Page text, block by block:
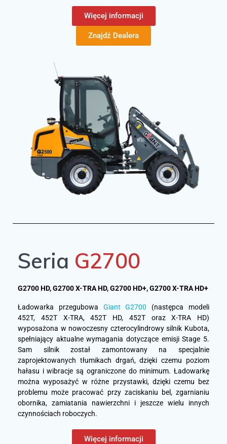
Więcej informacji
Znajdź Dealera
Seria G2700
G2700 HD, G2700 X-TRA HD, G2700 HD+, G2700 X-TRA HD+
Ładowarka przegubowa Giant G2700 (następca modeli
452T, 452T X-TRA, 452T HD, 452T oraz X-TRA HD)
wyposażona w nowoczesny czterocylindrowy silnik Kubota,
spełniający aktualne wymagania dotyczące emisji Stage 5.
Sam silnik został zamontowany na specjalnie
zaprojektowanych tłumikach drgań, dzięki czemu poziom
hałasu i wibracje są ograniczone do minimum. Ładowarkę
można wyposażyć w różne przystawki, dzięki czemu bez
problemu może pracować przy zaciskaniu bel, zgarnianiu
obornika, zamiatania nawierzchni i jeszcze wielu innych
czynnościach roboczych.
Więcej informacji